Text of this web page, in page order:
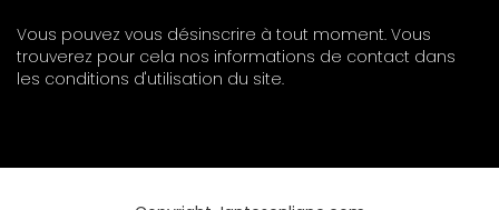
Vous pouvez vous désinscrire à tout moment. Vous
trouverez pour cela nos informations de contact dans
les conditions d'utilisation du site.